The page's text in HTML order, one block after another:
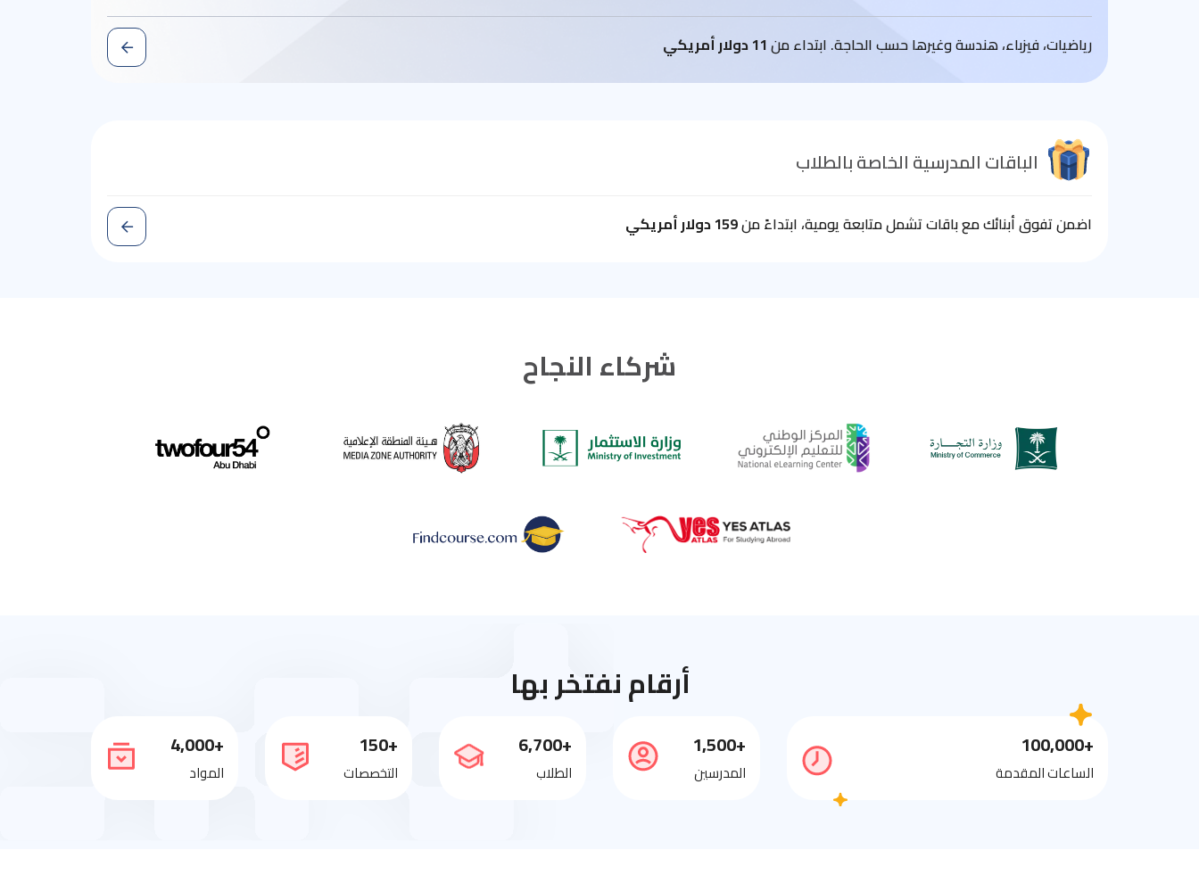
رياضيات، فيزباء، هندسة وغيرها حسب الحاجة. ابتداء من11 دولار أمريكي
الباقات المدرسية الخاصة بالطلاب
اضمن تفوق أبنائك مع باقات تشمل متابعة يومية، ابتداءً من159 دولار أمريكي
شركاء النجاح
أرقام نفتخر بها
+100,000
الساعات المقدمة
+1,500
المدرسين
+6,700
الطلاب
+150
التخصصات
+4,000
المواد